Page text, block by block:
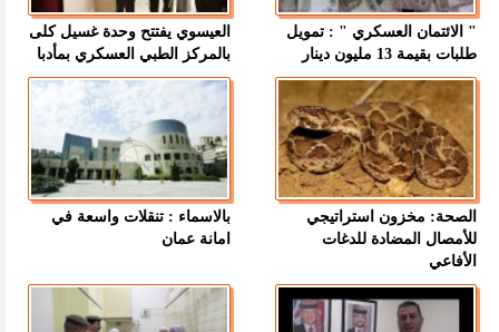
" الائتمان العسكري " : تمويل
طلبات بقيمة 13 مليون دينار
العيسوي يفتتح وحدة غسيل كلى
بالمركز الطبي العسكري بمأدبا
الصحة: مخزون استراتيجي
للأمصال المضادة للدغات
الأفاعي
بالاسماء : تنقلات واسعة في
امانة عمان